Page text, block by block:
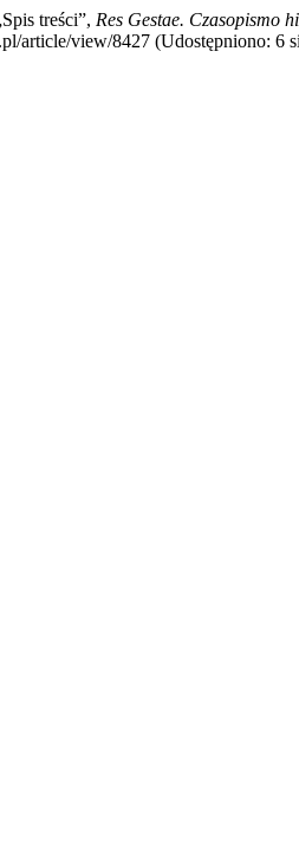
treści”, Res Gestae. Czasopismo
article/view/8427 (Udostępniono: 6